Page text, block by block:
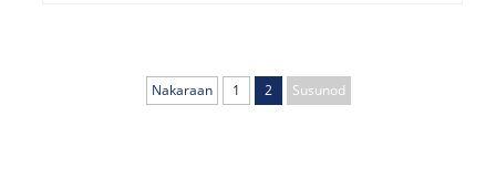
kahusayan sa enerhiya...
Nakaraan 1 2 Susunod